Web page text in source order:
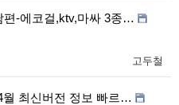
편-에코걸,ktv,마싸 3종…
고두철
월 최신버전 정보 빠르…